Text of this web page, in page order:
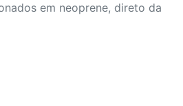
em neoprene, direto da